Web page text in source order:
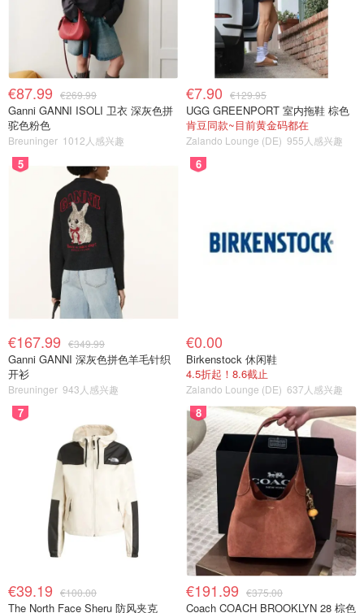
€87.99 €269.99
Ganni GANNI ISOLI 卫衣 深灰色拼
驼色粉色
Breuninger 1012人感兴趣
€7.90 €129.95
UGG GREENPORT 室内拖鞋 棕色
肯豆同款~目前黄金码都在
Zalando Lounge (DE) 955人感兴趣
5
€167.99 €349.99
Ganni GANNI 深灰色拼色羊毛针织
开衫
Breuninger 943人感兴趣
6
€0.00
Birkenstock 休闲鞋
4.5折起！8.6截止
Zalando Lounge (DE) 637人感兴趣
7
€39.19 €100.00
The North Face Sheru 防风夹克
8
€191.99 €375.00
Coach COACH BROOKLYN 28 棕色